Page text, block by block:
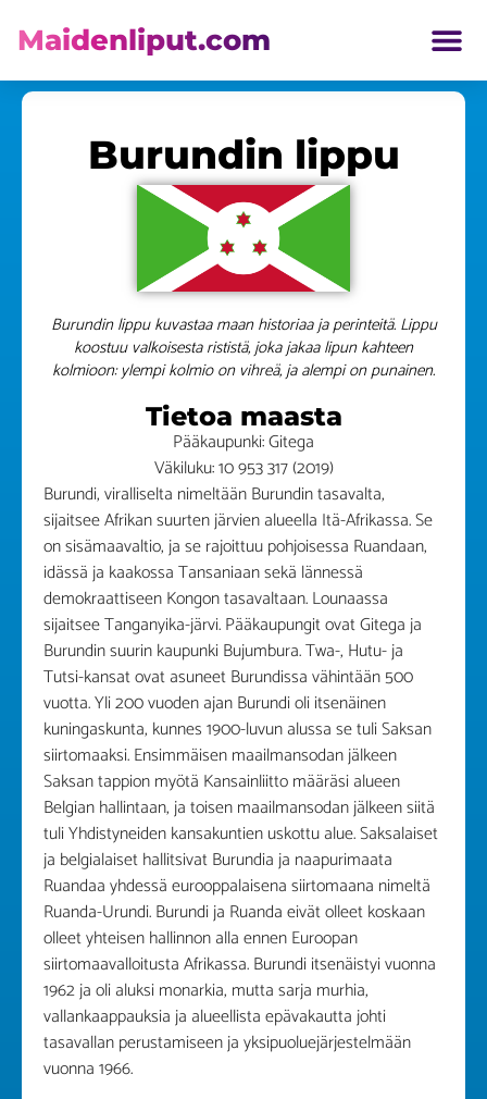
Maidenliput.com
Burundin lippu
Burundin lippu kuvastaa maan historiaa ja perinteitä. Lippu
koostuu valkoisesta rististä, joka jakaa lipun kahteen
kolmioon: ylempi kolmio on vihreä, ja alempi on punainen.
Tietoa maasta
Pääkaupunki: Gitega
Väkiluku: 10 953 317 (2019)
Burundi, viralliselta nimeltään Burundin tasavalta,
sijaitsee Afrikan suurten järvien alueella Itä-Afrikassa. Se
on sisämaavaltio, ja se rajoittuu pohjoisessa Ruandaan,
idässä ja kaakossa Tansaniaan sekä lännessä
demokraattiseen Kongon tasavaltaan. Lounaassa
sijaitsee Tanganyika-järvi. Pääkaupungit ovat Gitega ja
Burundin suurin kaupunki Bujumbura. Twa-, Hutu- ja
Tutsi-kansat ovat asuneet Burundissa vähintään 500
vuotta. Yli 200 vuoden ajan Burundi oli itsenäinen
kuningaskunta, kunnes 1900-luvun alussa se tuli Saksan
siirtomaaksi. Ensimmäisen maailmansodan jälkeen
Saksan tappion myötä Kansainliitto määräsi alueen
Belgian hallintaan, ja toisen maailmansodan jälkeen siitä
tuli Yhdistyneiden kansakuntien uskottu alue. Saksalaiset
ja belgialaiset hallitsivat Burundia ja naapurimaata
Ruandaa yhdessä eurooppalaisena siirtomaana nimeltä
Ruanda-Urundi. Burundi ja Ruanda eivät olleet koskaan
olleet yhteisen hallinnon alla ennen Euroopan
siirtomaavalloitusta Afrikassa. Burundi itsenäistyi vuonna
1962 ja oli aluksi monarkia, mutta sarja murhia,
vallankaappauksia ja alueellista epävakautta johti
tasavallan perustamiseen ja yksipuoluejärjestelmään
vuonna 1966.